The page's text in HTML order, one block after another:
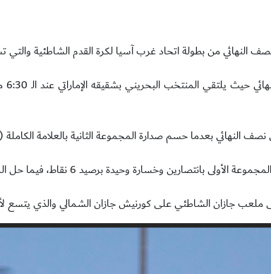
من بطولة اتحاد غرب آسيا لكرة القدم الشاطئية والتي تستضيفها
حسم صدارة المجموعة الثانية بالعلامة الكاملة (6 نقاط)، فيما حل المنتخب الفلسطيني ثانيًا بـ 3 نقاط.
وخسارة وحيدة برصيد 6 نقاط، فيما حل المنتخب الإماراتي ثانيًا بنفس الرصيد.
ملعب جازان الشاطئي على كورنيش جازان الشمالي والذي